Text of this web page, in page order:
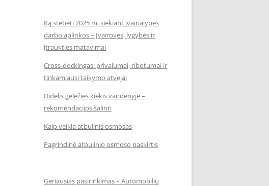
Ką stebėti 2025 m. siekiant įvairialypės
darbo aplinkos – Įvairovės, lygybės ir
įtraukties matavimai
Cross-dockingas: privalumai, ribotumai ir
tinkamiausi taikymo atvejai
Didelis geležies kiekis vandenyje –
rekomendacijos šalinti
Kaip veikia atbulinis osmosas
Pagrindinė atbulinio osmoso paskirtis
Geriausias pasirinkimas – Automobilių